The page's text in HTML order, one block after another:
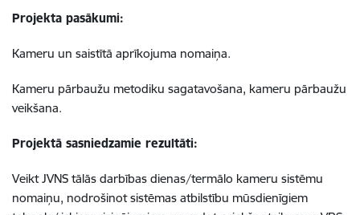
Projekta pasākumi:
Kameru un saistītā aprīkojuma nomaiņa.
Kameru pārbaužu metodiku sagatavošana, kameru pārbaužu
veikšana.
Projektā sasniedzamie rezultāti:
Veikt JVNS tālās darbības dienas/termālo kameru sistēmu
nomaiņu, nodrošinot sistēmas atbilstību mūsdienīgiem